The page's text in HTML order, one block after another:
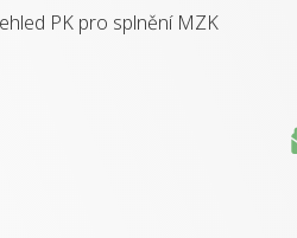
PK pro splnění MZK